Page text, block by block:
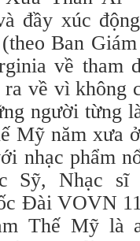
đầy xúc
Ban
về tham
về vì không
người từng
Mỹ năm xưa
nhạc phẩm
Sỹ, Nhạc
Đài VOVN
Thế Mỹ là